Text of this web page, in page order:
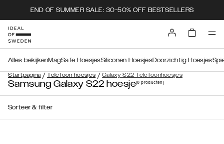
END OF SUMMER SALE: 30-50% OFF BESTSELLERS
Startpagina / Telefoon hoesjes / Galaxy S22 Telefoonhoesjes
Alles bekijkenMagSafe HoesjesSiliconen HoesjesDoorzichtig Hoesjes
Samsung Galaxy S22 hoesje(0producten)
Sorteer & filter